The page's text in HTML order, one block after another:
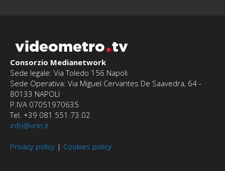
videometro tv
Consorzio Medianetwork
Sede legale: Via Toledo 156 Napoli
Sede Operativa: Via Miguel Cervantes De Saavedra, 64 -
80133 NAPOLI
P.IVA 07051970635
Tel. +39 081 551.73.02
info@vnn.it
Privacy policy | Cookies policy